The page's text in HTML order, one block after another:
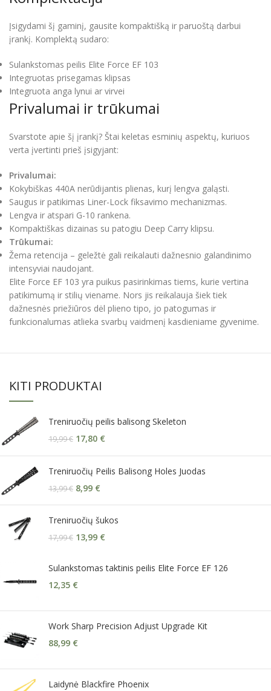
Įsigydami šį gaminį, gausite kompaktišką ir paruoštą darbui
įrankį. Komplektą sudaro:
Sulankstomas peilis Elite Force EF 103
Integruotas prisegamas klipsas
Integruota anga lynui ar virvei
Privalumai ir trūkumai
Svarstote apie šį įrankį? Štai keletas esminių aspektų, kuriuos
verta įvertinti prieš įsigyjant:
Privalumai:
Kokybiškas 440A nerūdijantis plienas, kurį lengva galąsti.
Saugus ir patikimas Liner-Lock fiksavimo mechanizmas.
Lengva ir atspari G-10 rankena.
Kompaktiškas dizainas su patogiu Deep Carry klipsu.
Trūkumai:
Žema retencija – geležtė gali reikalauti dažnesnio galandinimo
intensyviai naudojant.
Elite Force EF 103 yra puikus pasirinkimas tiems, kurie vertina
patikimumą ir stilių viename. Nors jis reikalauja šiek tiek
dažnesnės priežiūros dėl plieno tipo, jo patogumas ir
funkcionalumas atlieka svarbų vaidmenį kasdieniame gyvenime.
KITI PRODUKTAI
Treniruočių peilis balisong Skeleton
19,99€ 17,80 €
Treniruočių Peilis Balisong Holes Juodas
13,99€ 8,99 €
Treniruočių šukos
17,99€ 13,99 €
Sulankstomas taktinis peilis Elite Force EF 126
12,35 €
Work Sharp Precision Adjust Upgrade Kit
88,99 €
Laidynė Blackfire Phoenix